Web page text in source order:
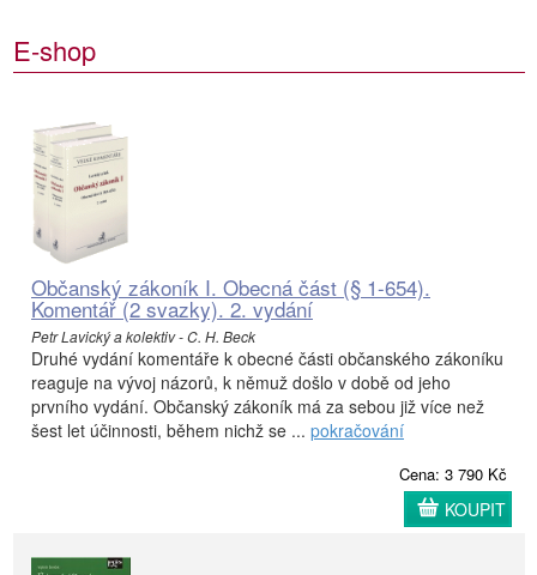
E-shop
Občanský zákoník I. Obecná část (§ 1-654).
Komentář (2 svazky). 2. vydání
Petr Lavický a kolektiv - C. H. Beck
Druhé vydání komentáře k obecné části občanského zákoníku
reaguje na vývoj názorů, k němuž došlo v době od jeho
prvního vydání. Občanský zákoník má za sebou již více než
šest let účinnosti, během nichž se ... pokračování
Cena: 3 790 Kč
KOUPIT